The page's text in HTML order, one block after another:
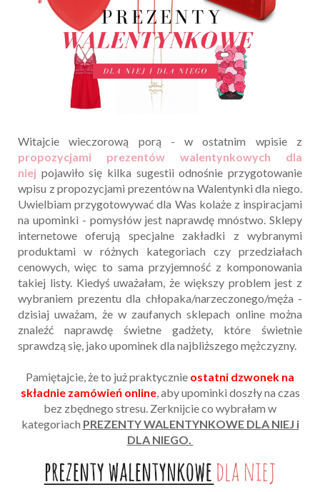
Witajcie wieczorową porą - w ostatnim wpisie z
propozycjami prezentów walentynkowych dla
niej pojawiło się kilka sugestii odnośnie przygotowanie
wpisu z propozycjami prezentów na Walentynki dla niego.
Uwielbiam przygotowywać dla Was kolaże z inspiracjami
na upominki - pomysłów jest naprawdę mnóstwo. Sklepy
internetowe oferują specjalne zakładki z wybranymi
produktami w różnych kategoriach czy przedziałach
cenowych, więc to sama przyjemność z komponowania
takiej listy. Kiedyś uważałam, że większy problem jest z
wybraniem prezentu dla chłopaka/narzeczonego/męża -
dzisiaj uważam, że w zaufanych sklepach online można
znaleźć naprawdę świetne gadżety, które świetnie
sprawdzą się, jako upominek dla najbliższego mężczyzny.
Pamiętajcie, że to już praktycznie ostatni dzwonek na
składnie zamówień online, aby upominki doszły na czas
bez zbędnego stresu. Zerknijcie co wybrałam w
kategoriach PREZENTY WALENTYNKOWE DLA NIEJ i
DLA NIEGO.